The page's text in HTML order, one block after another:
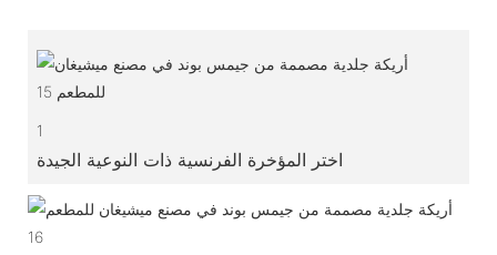
1
اختر المؤخرة الفرنسية ذات النوعية الجيدة